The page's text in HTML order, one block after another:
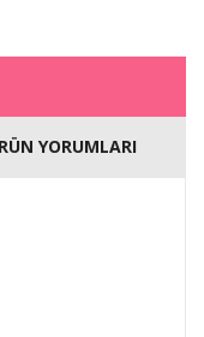
YORUMLARI